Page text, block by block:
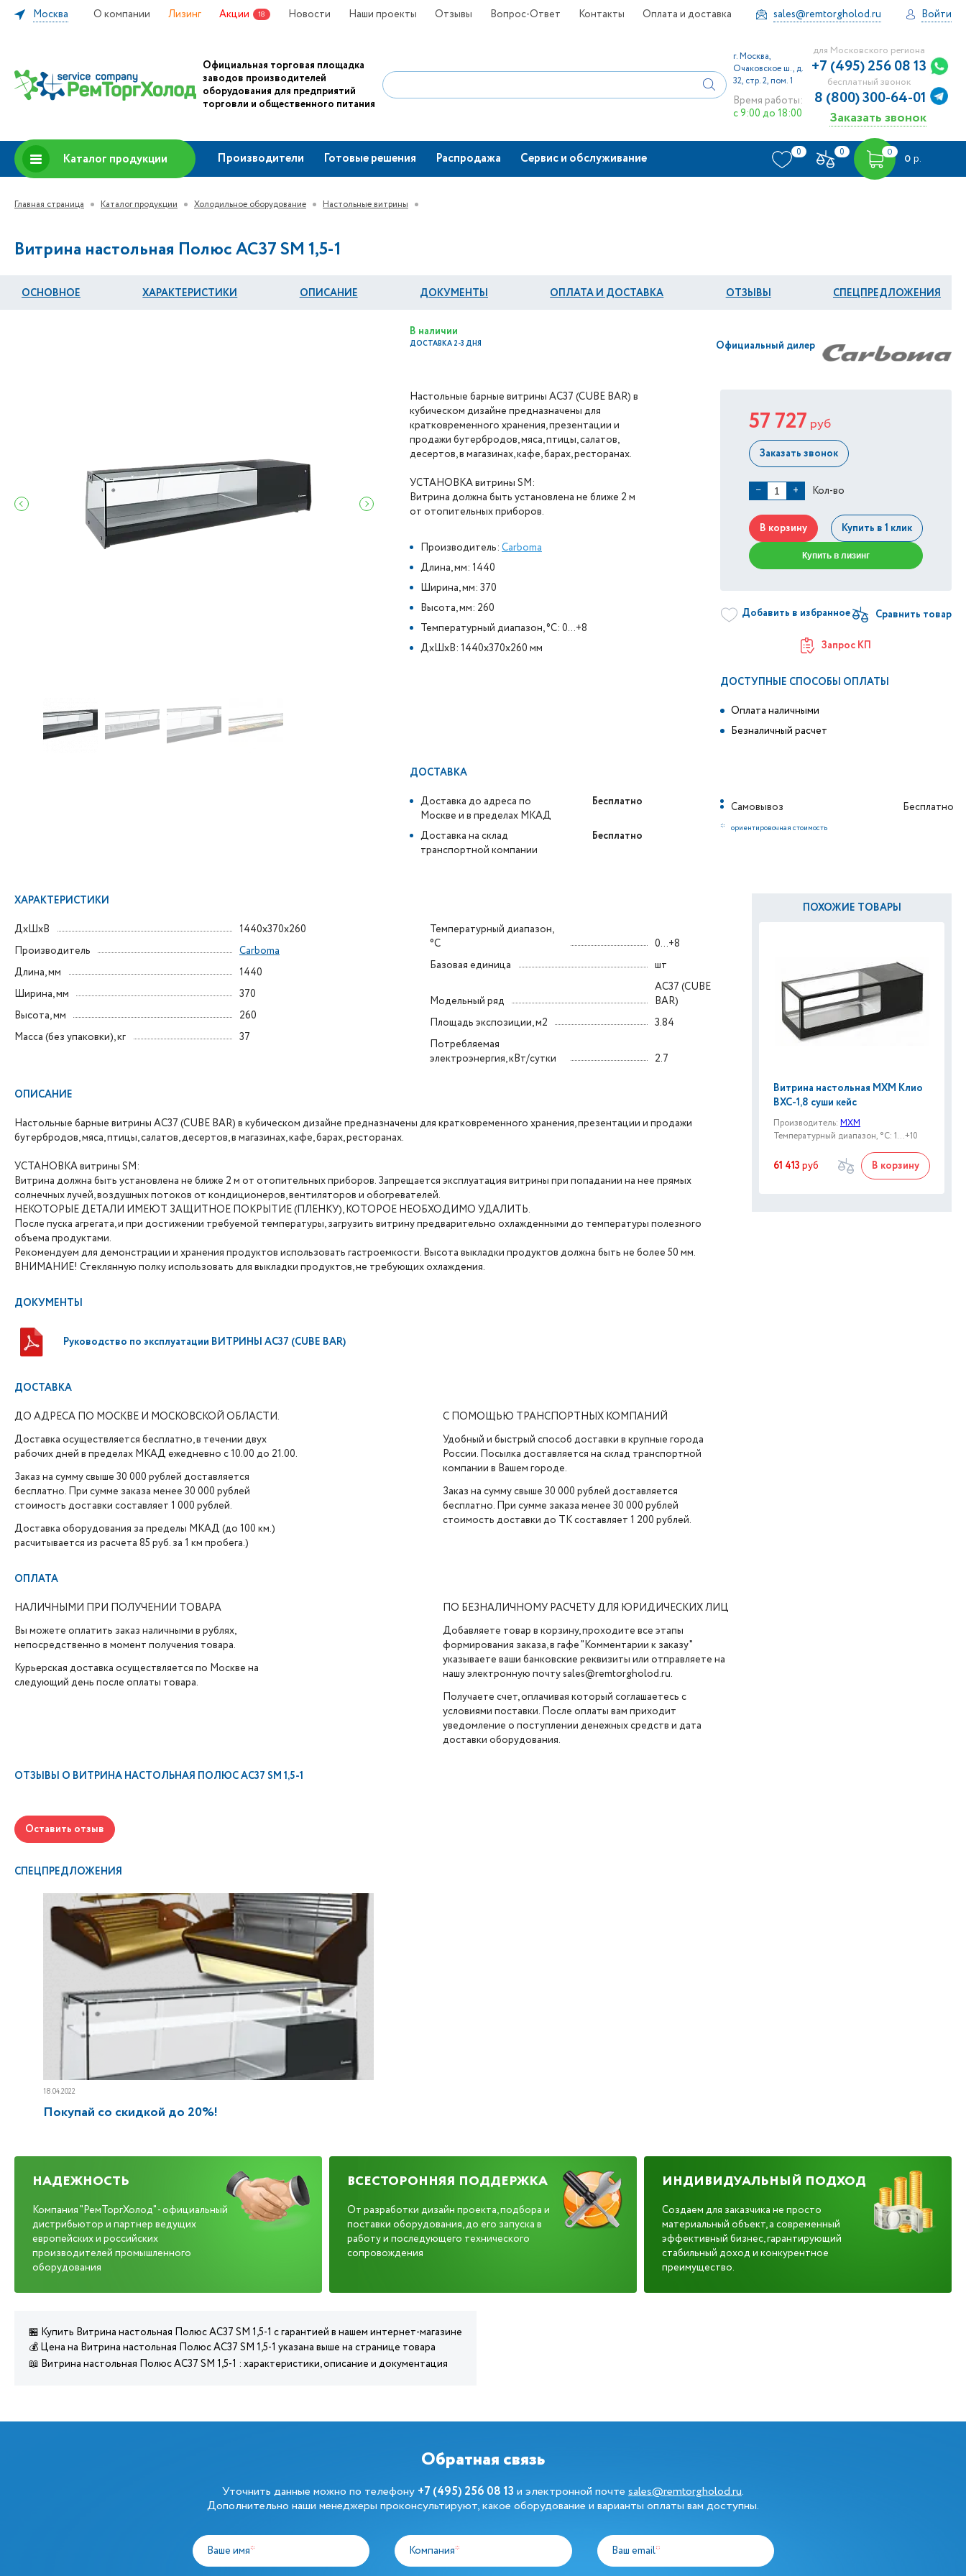
Москва О компании Лизинг Акции 18 Новости Наши проекты Отзывы Вопрос-Ответ Контакты Оплата и доставка sales@remtorgholod.ru Войти
Официальная торговая площадка
заводов производителей
оборудования для предприятий
торговли и общественного питания
г. Москва,
Очаковское ш., д.
32, стр. 2, пом. 1
Время работы:
с 9:00 до 18:00
для Московского региона
+7 (495) 256 08 13
бесплатный звонок
8 (800) 300-64-01
Заказать звонок
Каталог продукции Производители Готовые решения Распродажа Сервис и обслуживание 0 0 0
0 р.
Главная страница Каталог продукции Холодильное оборудование Настольные витрины
Витрина настольная Полюс AC37 SM 1,5-1
ОСНОВНОЕ ХАРАКТЕРИСТИКИ ОПИСАНИЕ ДОКУМЕНТЫ ОПЛАТА И ДОСТАВКА ОТЗЫВЫ СПЕЦПРЕДЛОЖЕНИЯ
В наличии
ДОСТАВКА 2-3 ДНЯ Официальный дилер
Настольные барные витрины AC37 (CUBE BAR) в
кубическом дизайне предназначены для
кратковременного хранения, презентации и
продажи бутербродов, мяса, птицы, салатов,
десертов, в магазинах, кафе, барах, ресторанах.
УСТАНОВКА витрины SM:
Витрина должна быть установлена не ближе 2 м
от отопительных приборов.
Производитель: Carboma
Длина, мм: 1440
Ширина, мм: 370
Высота, мм: 260
Температурный диапазон, °C: 0...+8
ДxШxВ: 1440x370x260 мм
57 727 руб
Заказать звонок
− + Кол-во
В корзину Купить в 1 клик
Купить в лизинг
Добавить в избранное
Запрос КП
ДОСТУПНЫЕ СПОСОБЫ ОПЛАТЫ
Оплата наличными
Безналичный расчет
ДОСТАВКА
Доставка до адреса по
Москве и в пределах МКАД
Бесплатно
Доставка на склад
транспортной компании
Бесплатно
Самовывоз
Бесплатно
* ориентировочная стоимость
ХАРАКТЕРИСТИКИ
ДxШxВ
1440x370x260
Производитель
Carboma
Длина, мм
1440
Ширина, мм
370
Высота, мм
260
Масса (без упаковки), кг
37
Температурный диапазон,
°C
0...+8
Базовая единица
шт
Модельный ряд
АC37 (CUBE
BAR)
Площадь экспозиции, м2
3.84
Потребляемая
электроэнергия, кВт/сутки
2.7
ОПИСАНИЕ
Настольные барные витрины AC37 (CUBE BAR) в кубическом дизайне предназначены для кратковременного хранения, презентации и продажи
бутербродов, мяса, птицы, салатов, десертов, в магазинах, кафе, барах, ресторанах.
УСТАНОВКА витрины SM:
Витрина должна быть установлена не ближе 2 м от отопительных приборов. Запрещается эксплуатация витрины при попадании на нее прямых
солнечных лучей, воздушных потоков от кондиционеров, вентиляторов и обогревателей.
НЕКОТОРЫЕ ДЕТАЛИ ИМЕЮТ ЗАЩИТНОЕ ПОКРЫТИЕ (ПЛЕНКУ), КОТОРОЕ НЕОБХОДИМО УДАЛИТЬ.
После пуска агрегата, и при достижении требуемой температуры, загрузить витрину предварительно охлажденными до температуры полезного
объема продуктами.
Рекомендуем для демонстрации и хранения продуктов использовать гастроемкости. Высота выкладки продуктов должна быть не более 50 мм.
ВНИМАНИЕ! Стеклянную полку использовать для выкладки продуктов, не требующих охлаждения.
ДОКУМЕНТЫ
Руководство по эксплуатации ВИТРИНЫ АC37 (CUBE BAR)
ДОСТАВКА
ДО АДРЕСА ПО МОСКВЕ И МОСКОВСКОЙ ОБЛАСТИ.
Доставка осуществляется бесплатно, в течении двух
рабочих дней в пределах МКАД ежедневно с 10.00 до 21.00.
Заказ на сумму свыше 30 000 рублей доставляется
бесплатно. При сумме заказа менее 30 000 рублей
стоимость доставки составляет 1 000 рублей.
Доставка оборудования за пределы МКАД (до 100 км.)
расчитывается из расчета 85 руб. за 1 км пробега.)
С ПОМОЩЬЮ ТРАНСПОРТНЫХ КОМПАНИЙ
Удобный и быстрый способ доставки в крупные города
России. Посылка доставляется на склад транспортной
компании в Вашем городе.
Заказ на сумму свыше 30 000 рублей доставляется
бесплатно. При сумме заказа менее 30 000 рублей
стоимость доставки до ТК составляет 1 200 рублей.
ОПЛАТА
НАЛИЧНЫМИ ПРИ ПОЛУЧЕНИИ ТОВАРА
Вы можете оплатить заказ наличными в рублях,
непосредственно в момент получения товара.
Курьерская доставка осуществляется по Москве на
следующий день после оплаты товара.
ПО БЕЗНАЛИЧНОМУ РАСЧЕТУ ДЛЯ ЮРИДИЧЕСКИХ ЛИЦ
Добавляете товар в корзину, проходите все этапы
формирования заказа, в гафе "Комментарии к заказу"
указываете ваши банковские реквизиты или отправляете на
нашу электронную почту sales@remtorgholod.ru.
Получаете счет, оплачивая который соглашаетесь с
условиями поставки. После оплаты вам приходит
уведомление о поступлении денежных средств и дата
доставки оборудования.
ОТЗЫВЫ О ВИТРИНА НАСТОЛЬНАЯ ПОЛЮС AC37 SM 1,5-1
Оставить отзыв
СПЕЦПРЕДЛОЖЕНИЯ
18.04.2022
Покупай со скидкой до 20%!
ПОХОЖИЕ ТОВАРЫ
Витрина настольная МХМ Клио
ВХС-1,8 суши кейс
Производитель: МХМ
Температурный диапазон, °C: 1...+10
61 413 руб В корзину
НАДЕЖНОСТЬ
Компания "РемТоргХолод" - официальный
дистрибьютор и партнер ведущих
европейских и российских
производителей промышленного
оборудования
ВСЕСТОРОННЯЯ ПОДДЕРЖКА
От разработки дизайн проекта, подбора и
поставки оборудования, до его запуска в
работу и последующего технического
сопровождения
ИНДИВИДУАЛЬНЫЙ ПОДХОД
Создаем для заказчика не просто
материальный объект, а современный
эффективный бизнес, гарантирующий
стабильный доход и конкурентное
преимущество.
🏪 Купить Витрина настольная Полюс AC37 SM 1,5-1 с гарантией в нашем интернет-магазине
💰 Цена на Витрина настольная Полюс AC37 SM 1,5-1 указана выше на странице товара
📖 Витрина настольная Полюс AC37 SM 1,5-1 : характеристики, описание и документация
Обратная связь
Уточнить данные можно по телефону +7 (495) 256 08 13 и электронной почте sales@remtorgholod.ru.
Дополнительно наши менеджеры проконсультируют, какое оборудование и варианты оплаты вам доступны.
Ваше имя* Компания* Ваш email*